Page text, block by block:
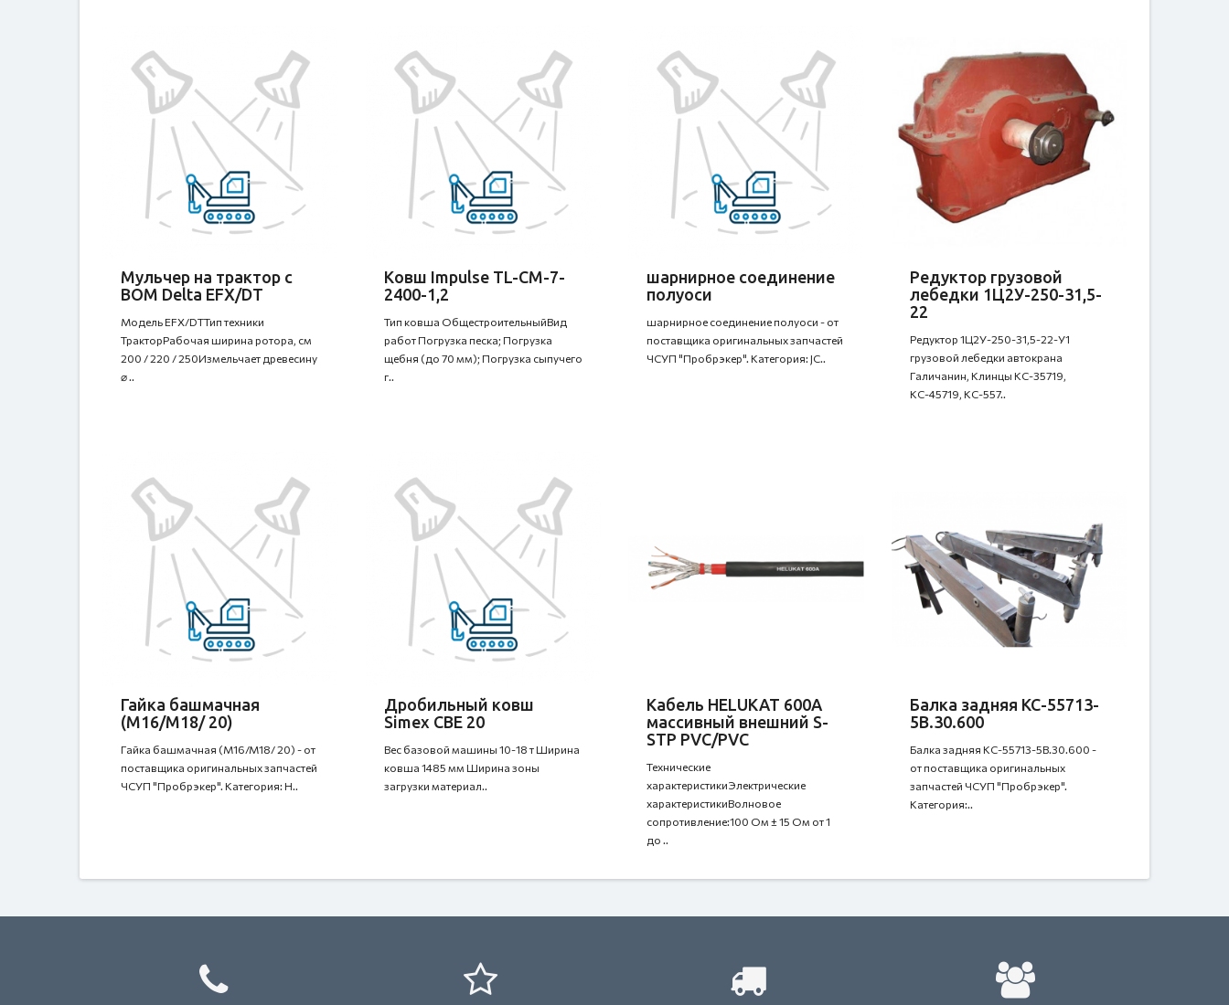
Мульчер на трактор с
ВОМ Delta EFX/DT
Модель EFX/DTТип техники
ТракторРабочая ширина ротора, см
200 / 220 / 250Измельчает древесину
⌀ ..
Ковш Impulse TL-CM-7-
2400-1,2
Тип ковша ОбщестроительныйВид
работ Погрузка песка; Погрузка
щебня (до 70 мм); Погрузка сыпучего
г..
шарнирное соединение
полуоси
шарнирное соединение полуоси - от
поставщика оригинальных запчастей
ЧСУП "Пробрэкер". Категория: JC..
Редуктор грузовой
лебедки 1Ц2У-250-31,5-
22
Редуктор 1Ц2У-250-31,5-22-У1
грузовой лебедки автокрана
Галичанин, Клинцы КС-35719,
КС-45719, КС-557..
Гайка башмачная
(M16/M18/ 20)
Гайка башмачная (M16/M18/ 20) - от
поставщика оригинальных запчастей
ЧСУП "Пробрэкер". Категория: H..
Дробильный ковш
Simex CBE 20
Вес базовой машины 10-18 т Ширина
ковша 1485 мм Ширина зоны
загрузки материал..
Кабель HELUKAT 600A
массивный внешний S-
STP PVC/PVC
Технические
характеристикиЭлектрические
характеристикиВолновое
сопротивление:100 Ом ± 15 Ом от 1
до ..
Балка задняя КС-55713-
5В.30.600
Балка задняя КС-55713-5В.30.600 -
от поставщика оригинальных
запчастей ЧСУП "Пробрэкер".
Категория:..